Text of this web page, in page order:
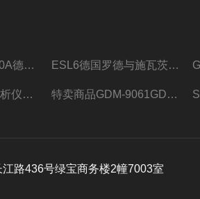
SMC100ASMC100A德国罗德与施瓦茨射频信号源 ESL6德国罗德与施瓦茨预认证EMI接收机
FSL3/FSL6频谱分析仪FSL3/FSL6罗德与施瓦茨 特卖商品GDM-9061GDM-9061台式万用表
路436号绿宝商务楼2幢7003室